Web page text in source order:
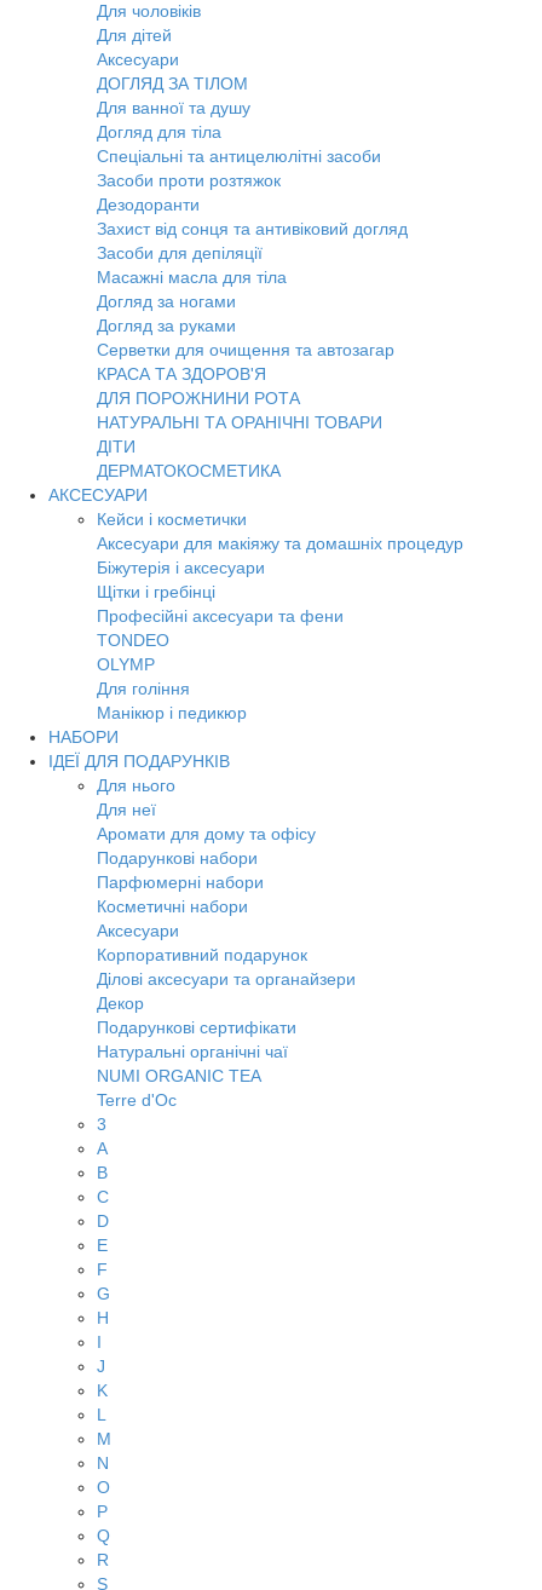
Для чоловіків
Для дітей
Аксесуари
ДОГЛЯД ЗА ТІЛОМ
Для ванної та душу
Догляд для тіла
Спеціальні та антицелюлітні засоби
Засоби проти розтяжок
Дезодоранти
Захист від сонця та антивіковий догляд
Засоби для депіляції
Масажні масла для тіла
Догляд за ногами
Догляд за руками
Серветки для очищення та автозагар
КРАСА ТА ЗДОРОВ'Я
ДЛЯ ПОРОЖНИНИ РОТА
НАТУРАЛЬНІ ТА ОРАНІЧНІ ТОВАРИ
ДІТИ
ДЕРМАТОКОСМЕТИКА
АКСЕСУАРИ
Кейси і косметички
Аксесуари для макіяжу та домашніх процедур
Біжутерія і аксесуари
Щітки і гребінці
Професійні аксесуари та фени
TONDEO
OLYMP
Для гоління
Манікюр і педикюр
НАБОРИ
ІДЕЇ ДЛЯ ПОДАРУНКІВ
Для нього
Для неї
Аромати для дому та офісу
Подарункові набори
Парфюмерні набори
Косметичні набори
Аксесуари
Корпоративний подарунок
Ділові аксесуари та органайзери
Декор
Подарункові сертифікати
Натуральні органічні чаї
NUMI ORGANIC TEA
Terre d'Oc
3
A
B
C
D
E
F
G
H
I
J
K
L
M
N
O
P
Q
R
S